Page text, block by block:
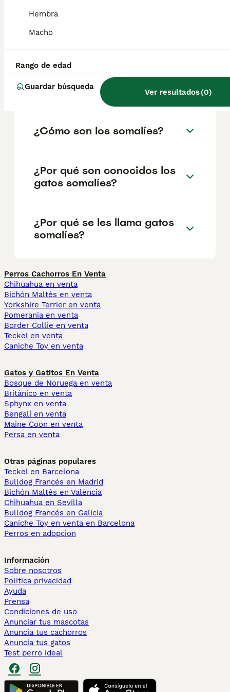
Hembra
Macho
Rango de edad
Guardar búsqueda
Ver resultados(0)
independientes que sus primos abisinios,
activos y les gusta hacer ejercicio al aire
¿Son agresivos los gatos
somalíes?
¿Cómo son los somalíes?
¿Por qué son conocidos los
gatos somalíes?
¿Por qué se les llama gatos
somalíes?
Perros Cachorros En Venta
Chihuahua en venta
Bichón Maltés en venta
Yorkshire Terrier en venta
Pomerania en venta
Border Collie en venta
Teckel en venta
Caniche Toy en venta
Gatos y Gatitos En Venta
Bosque de Noruega en venta
Británico en venta
Sphynx en venta
Bengalí en venta
Maine Coon en venta
Persa en venta
Otras páginas populares
Teckel en Barcelona
Bulldog Francés en Madrid
Bichón Maltés en València
Chihuahua en Sevilla
Bulldog Francés en Galicia
Caniche Toy en venta en Barcelona
Perros en adopcion
Información
Sobre nosotros
Politica privacidad
Ayuda
Prensa
Condiciones de uso
Anunciar tus mascotas
Anuncia tus cachorros
Anuncia tus gatos
Test perro ideal